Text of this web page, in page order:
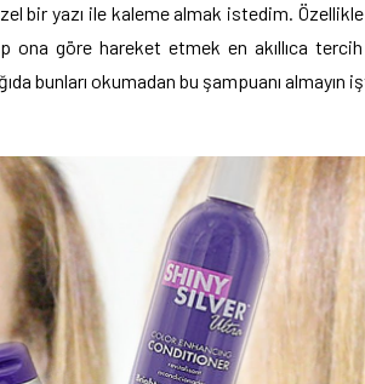
bir yazı ile kaleme almak istedim. Özellikle
ona göre hareket etmek en akıllıca tercih
bunları okumadan bu şampuanı almayın